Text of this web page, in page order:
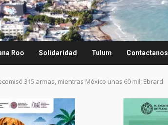
Roo Solidaridad Tulum Contactanos
315 armas, mientras México unas 60 mil: Ebrard